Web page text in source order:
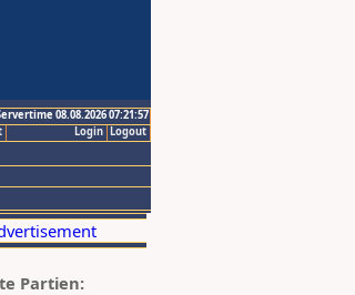
08.08.2026 07:21:57
Logout
Login
Partien: